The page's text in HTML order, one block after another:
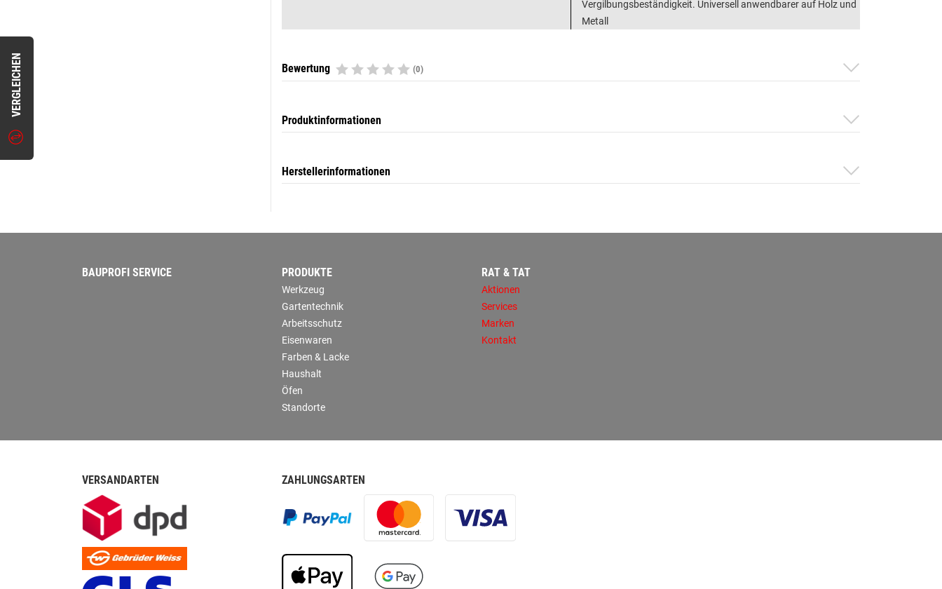
VERGLEICHEN
Vergilbungsbeständigkeit. Universell anwendbarer auf Holz und
Metall
Bewertung (0)
Produktinformationen
Herstellerinformationen
BAUPROFI SERVICE PRODUKTE
Werkzeug
Gartentechnik
Arbeitsschutz
Eisenwaren
Farben & Lacke
Haushalt
Öfen
Standorte
RAT & TAT
Aktionen
Services
Marken
Kontakt
VERSANDARTEN ZAHLUNGSARTEN